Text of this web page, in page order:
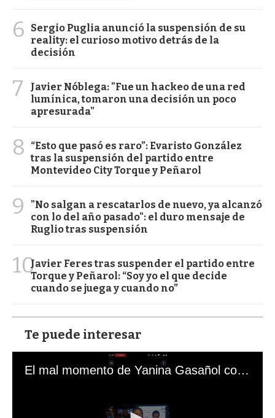
6
Sergio Puglia anunció la suspensión de su
reality: el curioso motivo detrás de la
decisión
7
Javier Nóblega: "Fue un hackeo de una red
lumínica, tomaron una decisión un poco
apresurada"
8
“Esto que pasó es raro”: Evaristo González
tras la suspensión del partido entre
Montevideo City Torque y Peñarol
9
"No salgan a rescatarlos de nuevo, ya alcanzó
con lo del año pasado": el duro mensaje de
Ruglio tras suspensión
10Javier Feres tras suspender el partido entre
Torque y Peñarol: “Soy yo el que decide
cuando se juega y cuando no”
Te puede interesar
El mal momento de Yanina Gasañol con un hincha argentino en "Subrayado"